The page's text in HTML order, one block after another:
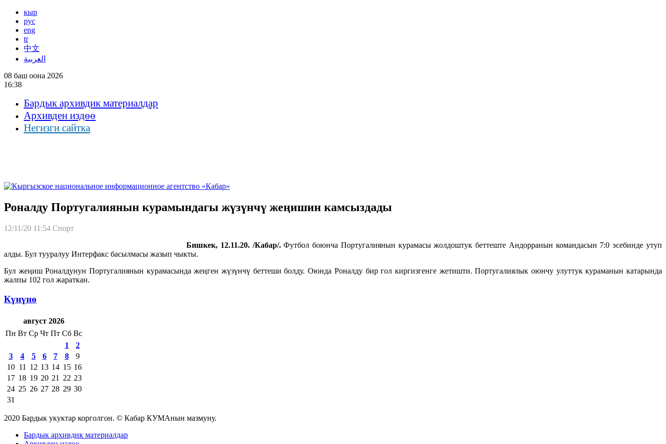
кыр
рус
eng
tr
中文
العربية
08 баш оона 2026
16:38
Бардык архивдик материалдар
Архивден издөө
Негизги сайтка
Роналду Португалиянын курамындагы жүзүнчү жеңишин камсыздады
12/11/20 11:54 Спорт
Бишкек, 12.11.20. /Кабар/.Футбол боюнча Португалиянын курамасы жолдоштук беттеште Андорранын командасын 7:0 эсебинде утуп
алды. Бул тууралуу Интерфакс басылмасы жазып чыкты.
Бул жеңиш Роналдунун Португалиянын курамасында жеңген жүзүнчү беттеши болду. Оюнда Роналду бир гол киргизгенге жетишти. Португалиялык оюнчу улуттук кураманын катарында
жалпы 102 гол жараткан.
Күнүнө
август 2026
Пн Вт Ср Чт Пт Сб Вс
1
2
3
4 5 6 7 8
9
10 11 12 13 14 15 16
17 18 19 20 21 22 23
24 25 26 27 28 29 30
31
2020 Бардык укуктар корголгон. © Кабар КУМАнын мазмуну.
Бардык архивдик материалдар